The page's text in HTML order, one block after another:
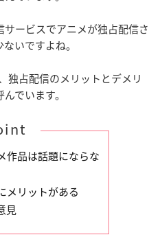
ービスでアニメが独占配信さ
いですよね。
独占配信のメリットとデメリ
でいます。
作品は話題にならな
メリットがある
見